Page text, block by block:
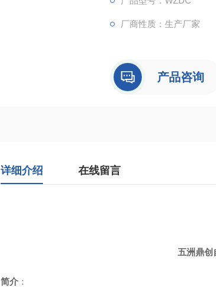
厂商性质：生产厂家
产品咨询
详细介绍 在线留言
五洲鼎创
简介：